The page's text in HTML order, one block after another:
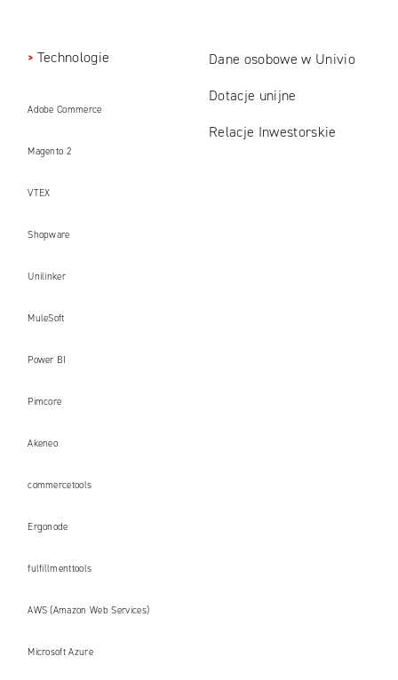
Technologie
Adobe Commerce
Magento 2
VTEX
Shopware
Unilinker
MuleSoft
Power BI
Pimcore
Akeneo
commercetools
Ergonode
fulfillmenttools
AWS (Amazon Web Services)
Microsoft Azure
Dane osobowe w Univio
Dotacje unijne
Relacje Inwestorskie